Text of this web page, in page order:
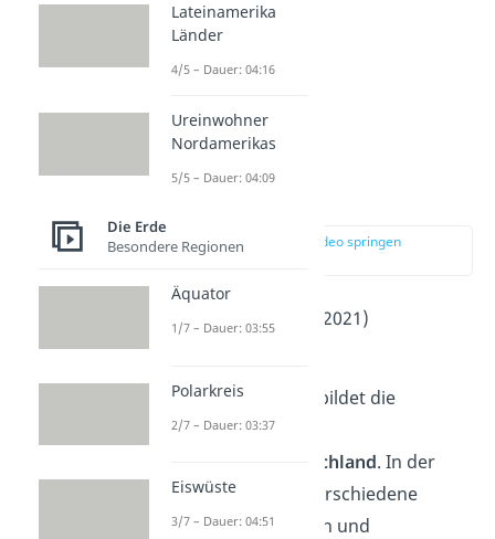
zur Stelle im Video springen
Einwohner
: 3.677.000 (2021)
Fläche
Stadtstaat
bildet die
Hauptstadtder
Deutschland. In der
Metropole sind viele verschiedene
Nationalitäten, Kulturen und
Lateinamerika
Länder
4/5 – Dauer: 04:16
Ureinwohner
Nordamerikas
5/5 – Dauer: 04:09
Die Erde
Besondere Regionen
Äquator
1/7 – Dauer: 03:55
Polarkreis
2/7 – Dauer: 03:37
Eiswüste
3/7 – Dauer: 04:51